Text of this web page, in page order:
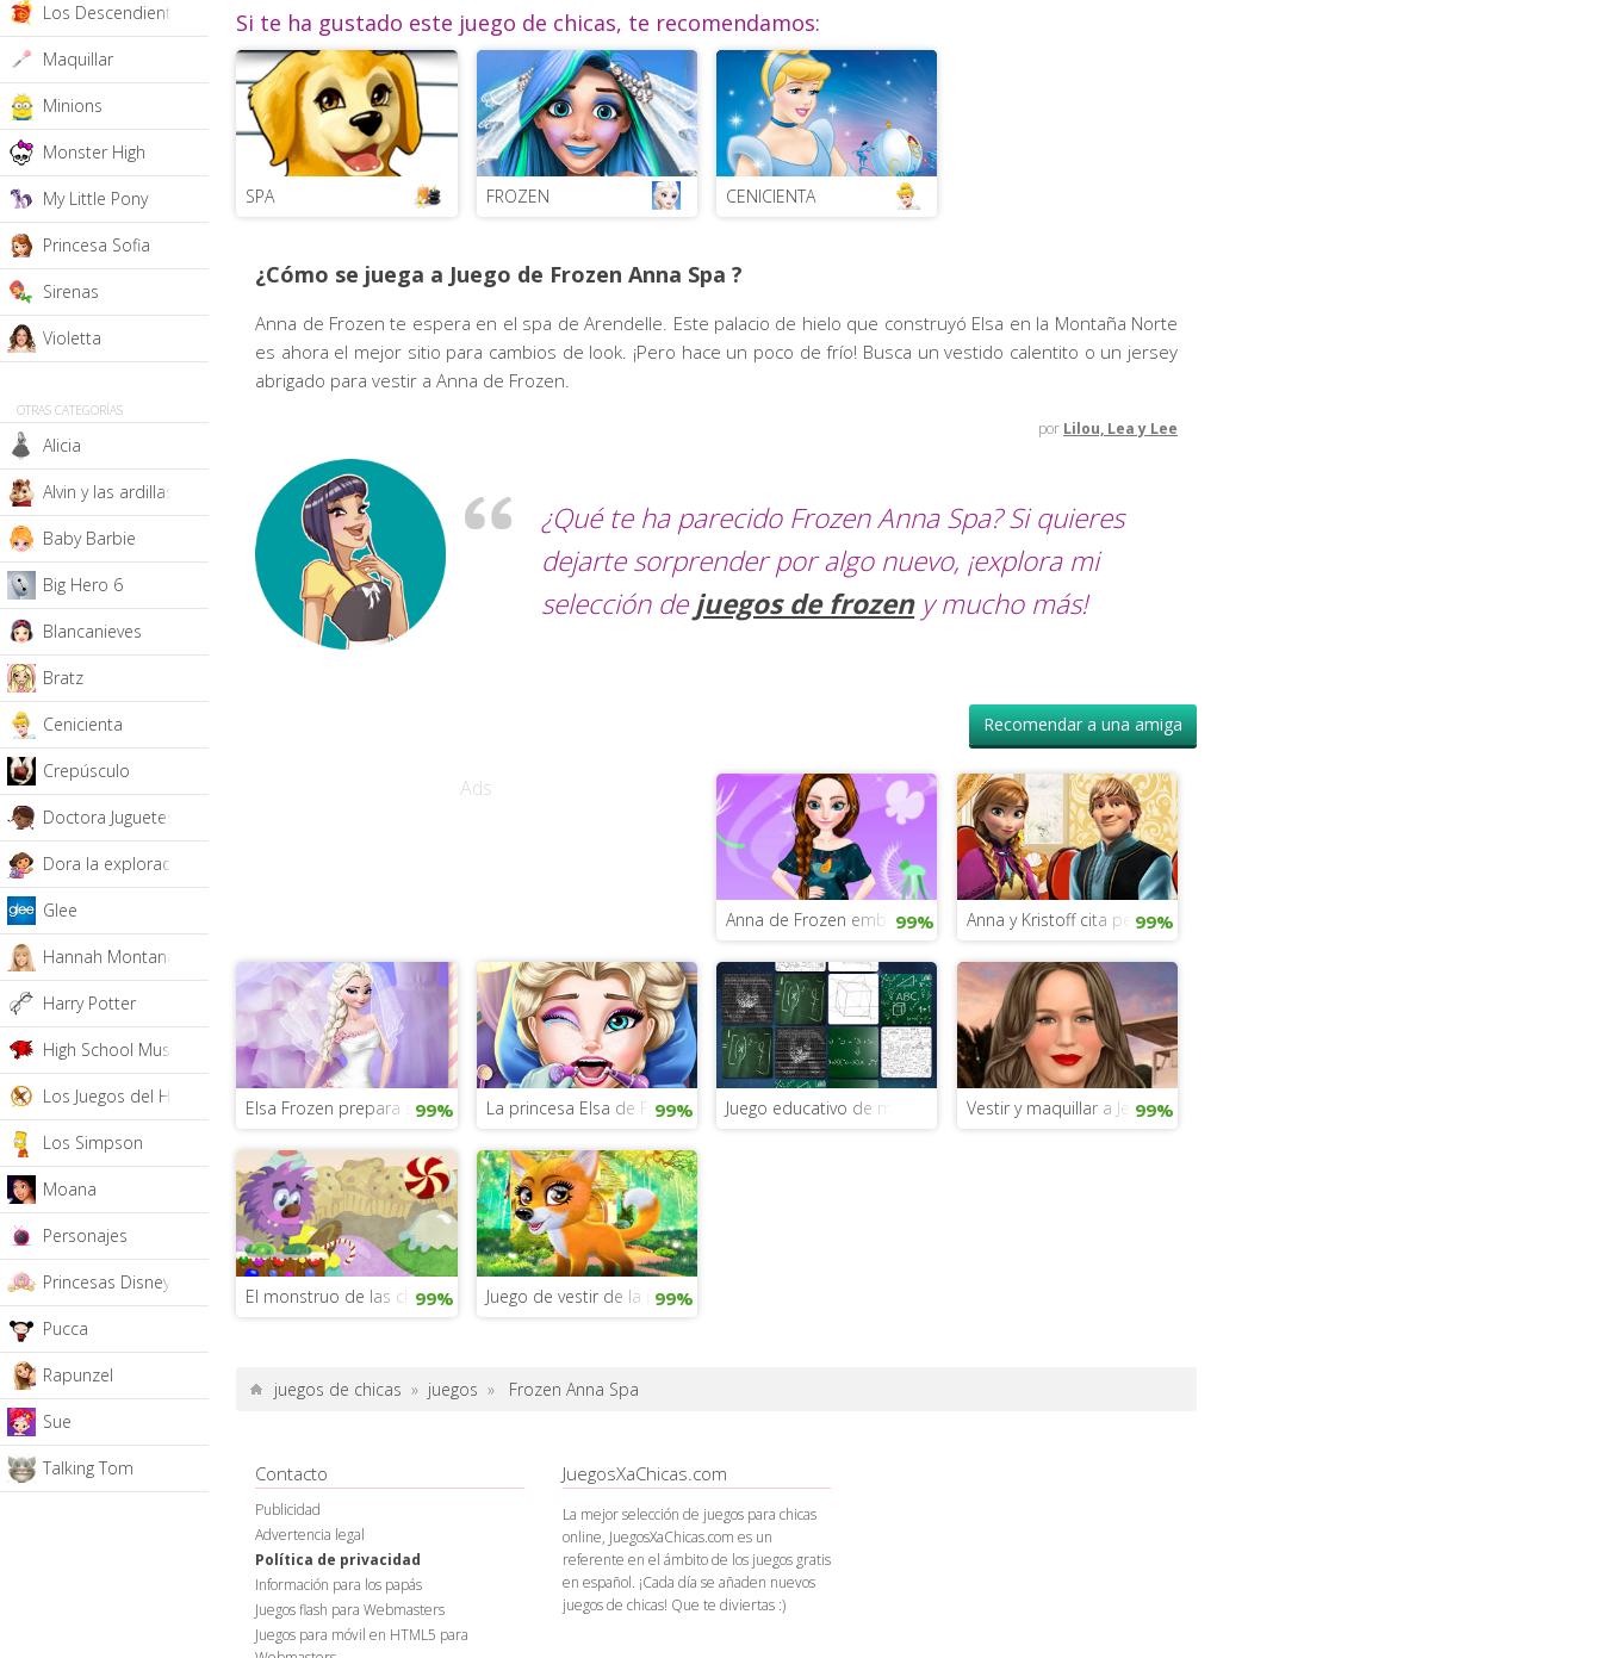
Los Descendientes
Maquillar
Minions
Monster High
My Little Pony
Princesa Sofia
Sirenas
Violetta
OTRAS CATEGORÍAS
Alicia
Alvin y las ardillas
Baby Barbie
Big Hero 6
Blancanieves
Bratz
Cenicienta
Crepúsculo
Doctora Juguetes
Dora la exploradora
Glee
Hannah Montana
Harry Potter
High School Musical
Los Juegos del Hambre
Los Simpson
Moana
Personajes
Princesas Disney
Pucca
Rapunzel
Sue
Talking Tom
Si te ha gustado este juego de chicas, te recomendamos:
SPA FROZEN CENICIENTA
¿Cómo se juega a Juego de Frozen Anna Spa ?
Anna de Frozen te espera en el spa de Arendelle. Este palacio de hielo que construyó Elsa en la Montaña Norte
es ahora el mejor sitio para cambios de look. ¡Pero hace un poco de frío! Busca un vestido calentito o un jersey
abrigado para vestir a Anna de Frozen.
por Lilou, Lea y Lee
¿Qué te ha parecido Frozen Anna Spa? Si quieres
dejarte sorprender por algo nuevo, ¡explora mi
selección de juegos de frozeny mucho más!
Recomendar a una amiga
Ads
Anna de Frozen embarazada
99% Anna y Kristoff cita perfecta
99%
Elsa Frozen prepara su boda
99% La princesa Elsa de Frozen
99% Juego educativo de matemáticasVestir y maquillar a Jennifer Lawrence
99%
El monstruo de las chuches
99% Juego de vestir de la película The Queen’s Corgi
99%
juegos de chicas » juegos » Frozen Anna Spa
Contacto
Publicidad
Advertencia legal
Política de privacidad
Información para los papás
Juegos flash para Webmasters
Juegos para móvil en HTML5 para
JuegosXaChicas.com
La mejor selección de juegos para chicas
online, JuegosXaChicas.com es un
referente en el ámbito de los juegos gratis
en español. ¡Cada día se añaden nuevos
juegos de chicas! Que te diviertas :)